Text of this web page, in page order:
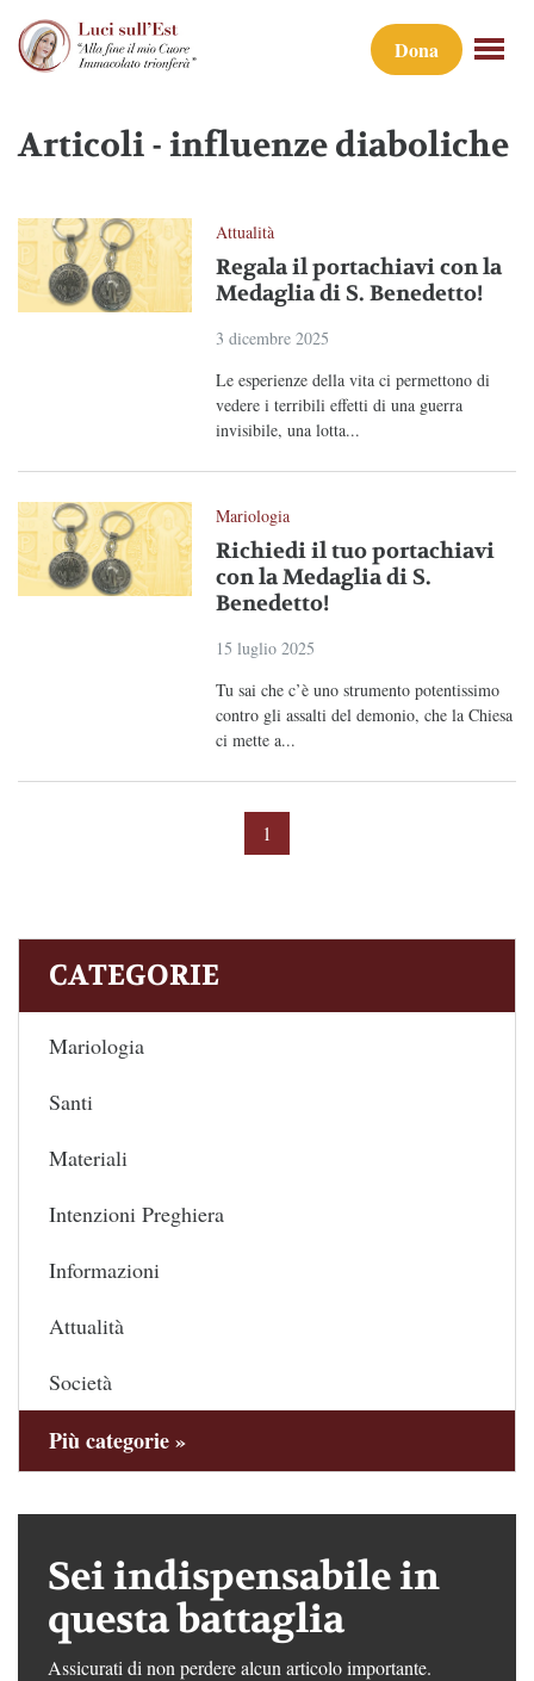
Dona
Articoli - influenze diaboliche
Attualità
Regala il portachiavi con la
Medaglia di S. Benedetto!
3 dicembre 2025
Le esperienze della vita ci permettono di
vedere i terribili effetti di una guerra
invisibile, una lotta...
Mariologia
Richiedi il tuo portachiavi
con la Medaglia di S.
Benedetto!
15 luglio 2025
Tu sai che c’è uno strumento potentissimo
contro gli assalti del demonio, che la Chiesa
ci mette a...
1
CATEGORIE
Mariologia
Santi
Materiali
Intenzioni Preghiera
Informazioni
Attualità
Società
Più categorie »
Sei indispensabile in
questa battaglia
Assicurati di non perdere alcun articolo importante.